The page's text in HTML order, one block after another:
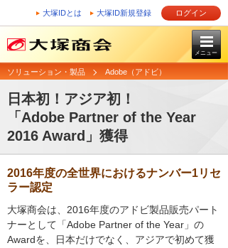
大塚IDとは 大塚ID新規登録 ログイン
メニュー
ソリューション・製品 Adobe（アドビ）
日本初！アジア初！
「Adobe Partner of the Year
2016 Award」獲得
2016年度の全世界におけるナンバー1リセ
ラー認定
大塚商会は、2016年度のアドビ製品販売パート
ナーとして「Adobe Partner of the Year」の
Awardを、日本だけでなく、アジアで初めて獲